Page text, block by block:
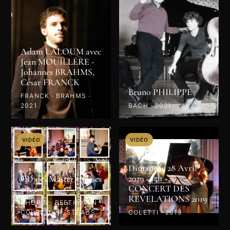
Adam LALOUM avec
Jean MOUILLÈRE -
Johannes BRAHMS,
César FRANCK
FRANCK · BRAHMS ·
2021
Bruno PHILIPPE
BACH · 2021
VIDÉO
CD des Master Classes
2019
CHOPIN · BEETHOVEN ·
COLETTI · R. STRAUSS
· PROKOFIEV · MOZART
VIDÉO
Dimanche 28 Avril
2019 - 15h -
CONCERT DES
REVELATIONS 2019
COLETTI · 2019